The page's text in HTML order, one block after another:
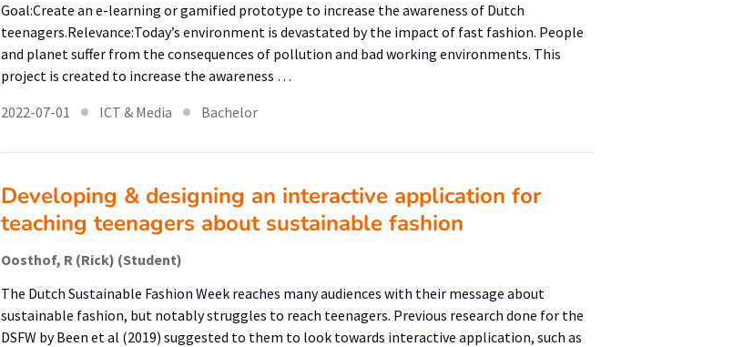
Goal:Create an e-learning or gamified prototype to increase the awareness of Dutch
teenagers.Relevance:Today’s environment is devastated by the impact of fast fashion. People
and planet suffer from the consequences of pollution and bad working environments. This
project is created to increase the awareness …
2022-07-01
ICT & Media Bachelor
Developing & designing an interactive application for
teaching teenagers about sustainable fashion
Oosthof, R (Rick) (Student)
The Dutch Sustainable Fashion Week reaches many audiences with their message about
sustainable fashion, but notably struggles to reach teenagers. Previous research done for the
DSFW by Been et al (2019) suggested to them to look towards interactive application, such as